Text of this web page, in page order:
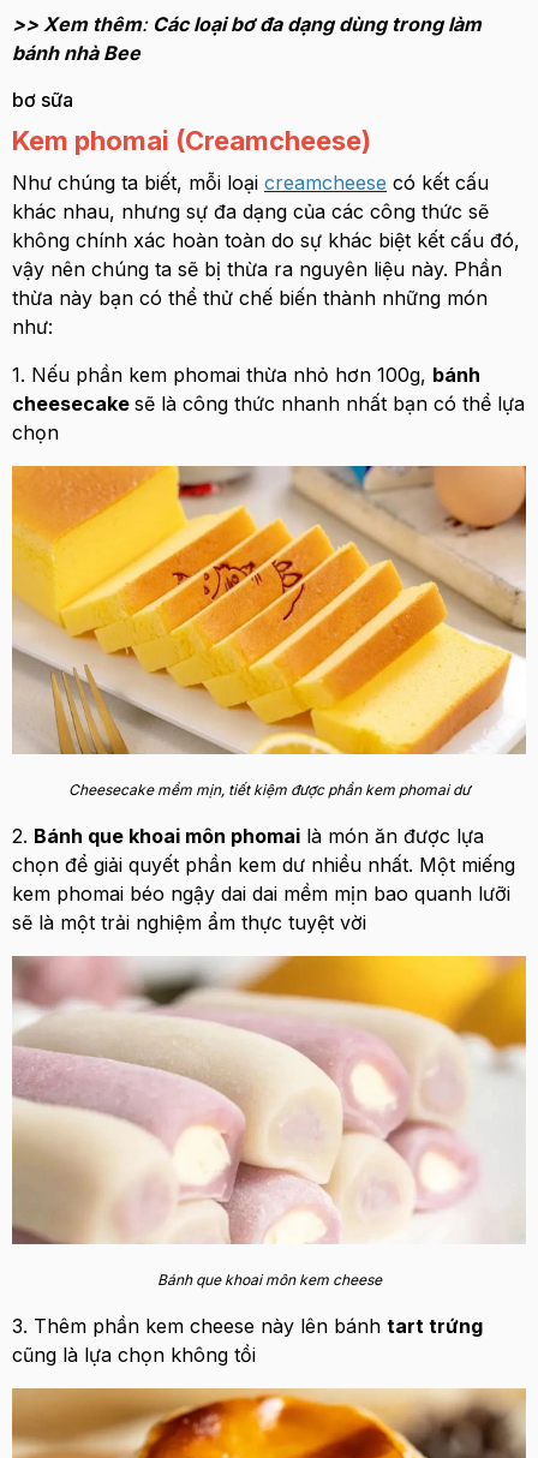
>> Xem thêm:Các loại bơ đa dạng dùng trong làm
bánh nhà Bee
bơ sữa
Kem phomai (Creamcheese)
Như chúng ta biết, mỗi loại creamcheese có kết cấu
khác nhau, nhưng sự đa dạng của các công thức sẽ
không chính xác hoàn toàn do sự khác biệt kết cấu đó,
vậy nên chúng ta sẽ bị thừa ra nguyên liệu này. Phần
thừa này bạn có thể thử chế biến thành những món
như:
1. Nếu phần kem phomai thừa nhỏ hơn 100g, bánh
cheesecake sẽ là công thức nhanh nhất bạn có thể lựa
chọn
Cheesecake mềm mịn, tiết kiệm được phần kem phomai dư
2. Bánh que khoai môn phomai là món ăn được lựa
chọn để giải quyết phần kem dư nhiều nhất. Một miếng
kem phomai béo ngậy dai dai mềm mịn bao quanh lưỡi
sẽ là một trải nghiệm ẩm thực tuyệt vời
Bánh que khoai môn kem cheese
3. Thêm phần kem cheese này lên bánh tart trứng
cũng là lựa chọn không tồi